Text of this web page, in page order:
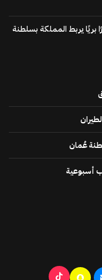
بريًا يربط المملكة بسلطنة
عُمان
أسبوعية